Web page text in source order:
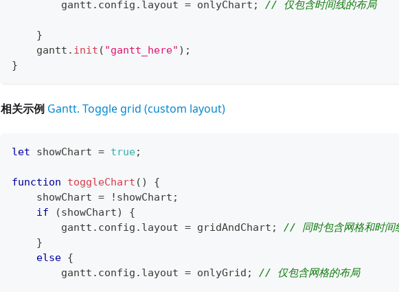
        gantt
. config . layout = onlyChart ; // 仅包含时间线的布局
}
    gantt
. init ( "gantt_here" ) ;
}
相关示例 Gantt. Toggle grid (custom layout)
let showChart = true;
function toggleChart ( )
{
    showChart
= ! showChart ;
if
(showChart)
{
        gantt
. config . layout = gridAndChart ;
// 同时包含网格和时间
}
else {
        gantt
. config . layout = onlyGrid ; // 仅包含网格的布局